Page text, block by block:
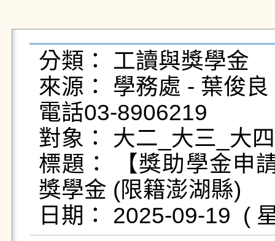
分類： 工讀與獎學金
來源： 學務處 - 葉俊
電話03-8906219
對象： 大二_大三_大
標題： 【獎助學金申
獎學金 (限籍澎湖縣)